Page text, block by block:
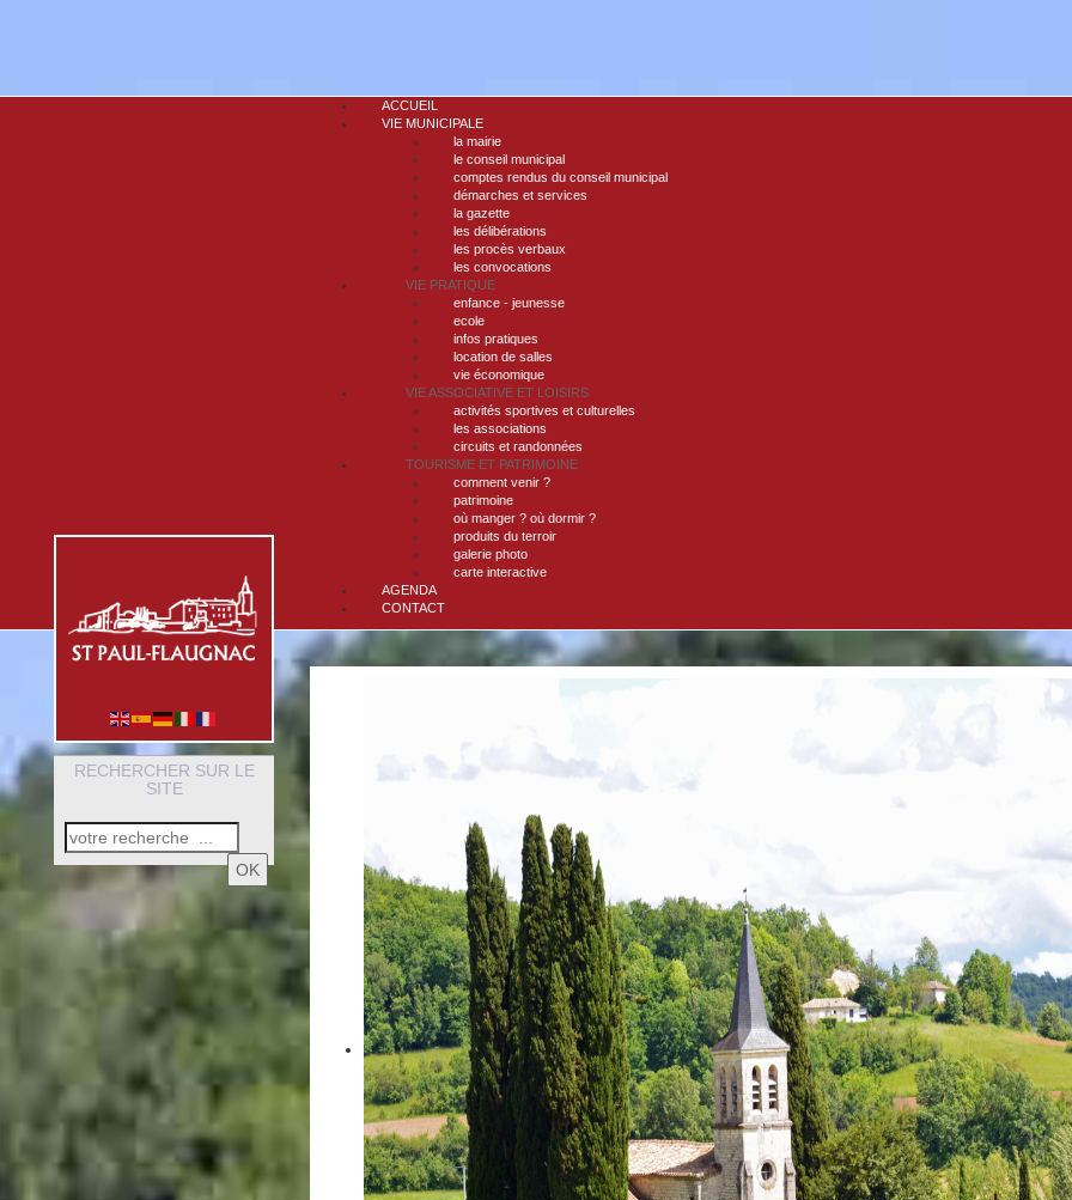
ACCUEIL
VIE MUNICIPALE
la mairie
le conseil municipal
comptes rendus du conseil municipal
démarches et services
la gazette
les délibérations
les procès verbaux
les convocations
VIE PRATIQUE
enfance - jeunesse
ecole
infos pratiques
location de salles
vie économique
VIE ASSOCIATIVE ET LOISIRS
activités sportives et culturelles
les associations
circuits et randonnées
TOURISME ET PATRIMOINE
comment venir ?
patrimoine
où manger ? où dormir ?
produits du terroir
galerie photo
carte interactive
AGENDA
CONTACT
RECHERCHER SUR LE
SITE
OK